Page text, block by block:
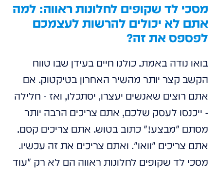
מסכי לד שקופים לחלונות ראווה: למה
אתם לא יכולים להרשות לעצמכם
לפספס את זה?
בואו נודה באמת. כולנו חיים בעידן שבו טווח
הקשב קצר יותר מהשיר האחרון בטיקטוק. אם
אתם רוצים שאנשים יעצרו, יסתכלו, ואז - חלילה
- ייכנסו לעסק שלכם, אתם צריכים הרבה יותר
מסתם "מבצע!" כתוב בטוש. אתם צריכים קסם.
אתם צריכים "וואו". ואתם צריכים את זה עכשיו.
מסכי לד שקופים לחלונות ראווה הם לא רק "עוד